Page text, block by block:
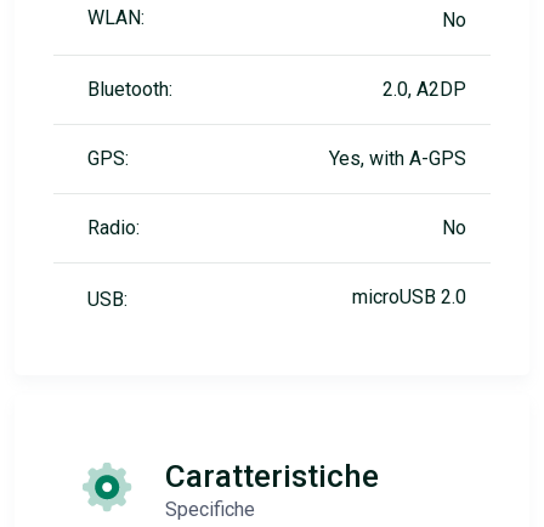
WLAN: No
Bluetooth: 2.0, A2DP
GPS: Yes, with A-GPS
Radio: No
USB: microUSB 2.0
Caratteristiche
Specifiche